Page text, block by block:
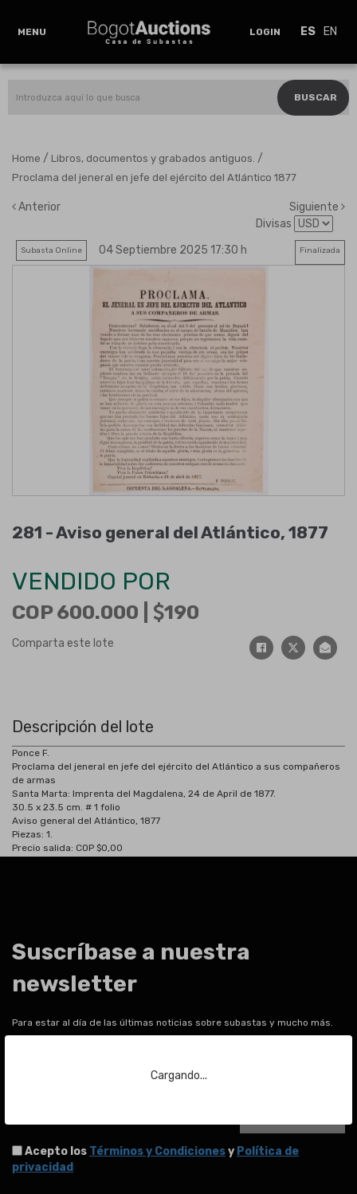
Cargando...
MENU LOGIN ES EN
BUSCAR
Home / Libros, documentos y grabados antiguos. /
Proclama del jeneral en jefe del ejército del Atlántico 1877
Anterior
Siguiente
Divisas
Subasta Online 04 Septiembre 2025 17:30 h Finalizada
281 -Aviso general del Atlántico, 1877
VENDIDO POR
COP 600.000 | 190
Comparta este lote
Descripción del lote
Ponce F.
Proclama del jeneral en jefe del ejército del Atlántico a sus compañeros
de armas
Santa Marta: Imprenta del Magdalena, 24 de April de 1877.
30.5 x 23.5 cm. # 1 folio
Aviso general del Atlántico, 1877
Piezas: 1.
Precio salida: COP $0,00
Suscríbase a nuestra
newsletter
Para estar al día de las últimas noticias sobre subastas y mucho más.
Acepto los Términos y Condicionesy Política de
privacidad